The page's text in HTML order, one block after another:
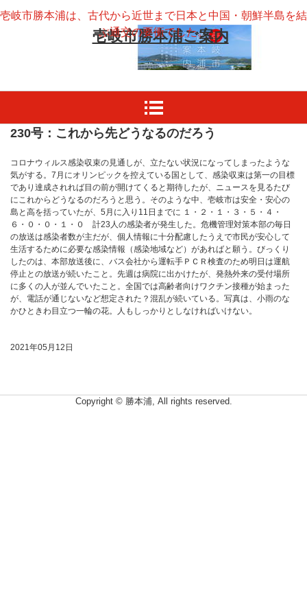
壱岐市勝本浦ご案内
壱岐市勝本浦は、古代から近世まで日本と中国・朝鮮半島を結
ぶ通交の要衝でした。
230号：これから先どうなるのだろう
コロナウィルス感染収束の見通しが、立たない状況になってしまったような
気がする。7月にオリンピックを控えている国として、感染収束は第一の目標
であり達成されれば目の前が開けてくると期待したが、ニュースを見るたび
にこれからどうなるのだろうと思う。そのような中、壱岐市は安全・安心の
島と高を括っていたが、5月に入り11日までに １・２・１・３・５・４・
６・０・０・１・０ 計23人の感染者が発生した。危機管理対策本部の毎日
の放送は感染者数が主だが、個人情報に十分配慮したうえで市民が安心して
生活するために必要な感染情報（感染地域など）があればと願う。びっくり
したのは、本部放送後に、バス会社から運転手ＰＣＲ検査のため明日は運航
停止との放送が続いたこと。先週は病院に出かけたが、発熱外来の受付場所
に多くの人が並んでいたこと。全国では高齢者向けワクチン接種が始まった
が、電話が通じないなど想定された？混乱が続いている。写真は、小雨のな
かひときわ目立つ一輪の花。人もしっかりとしなければいけない。
2021年05月12日
Copyright © 勝本浦, All rights reserved.